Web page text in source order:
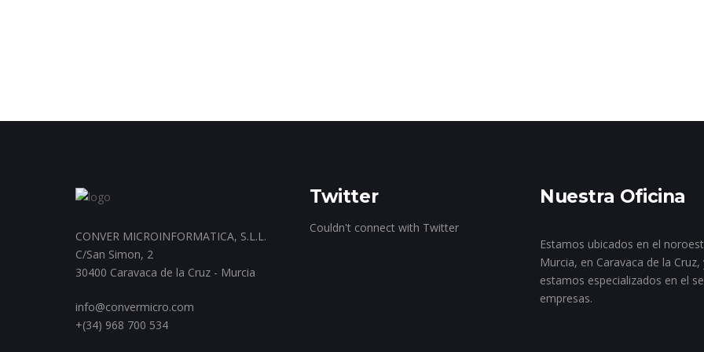
CONVER MICROINFORMATICA, S.L.L.
C/San Simon, 2
30400 Caravaca de la Cruz - Murcia
info@convermicro.com
+(34) 968 700 534
Twitter
Couldn't connect with Twitter
Nuestra Oficina
Estamos ubicados en el
Murcia, en Caravaca de la Cruz,
estamos especializados en el
empresas.